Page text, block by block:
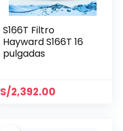
S166T Filtro
Hayward S166T 16
pulgadas
S/2,392.00